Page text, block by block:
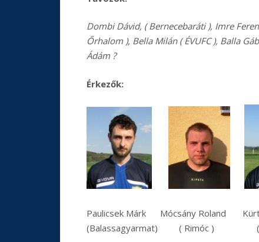
Dombi Dávid, ( Bernecebaráti ), Imre
Őrhalom ), Bella Milán ( ÉVUFC ), Balla
Ádám ?
Érkezők:
Paulicsek Márk Mócsány Roland
(Balassagyarmat) ( Rimóc ) (